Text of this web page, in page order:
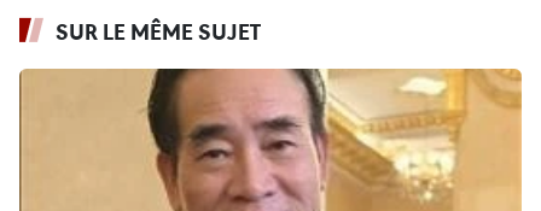
SUR LE MÊME SUJET